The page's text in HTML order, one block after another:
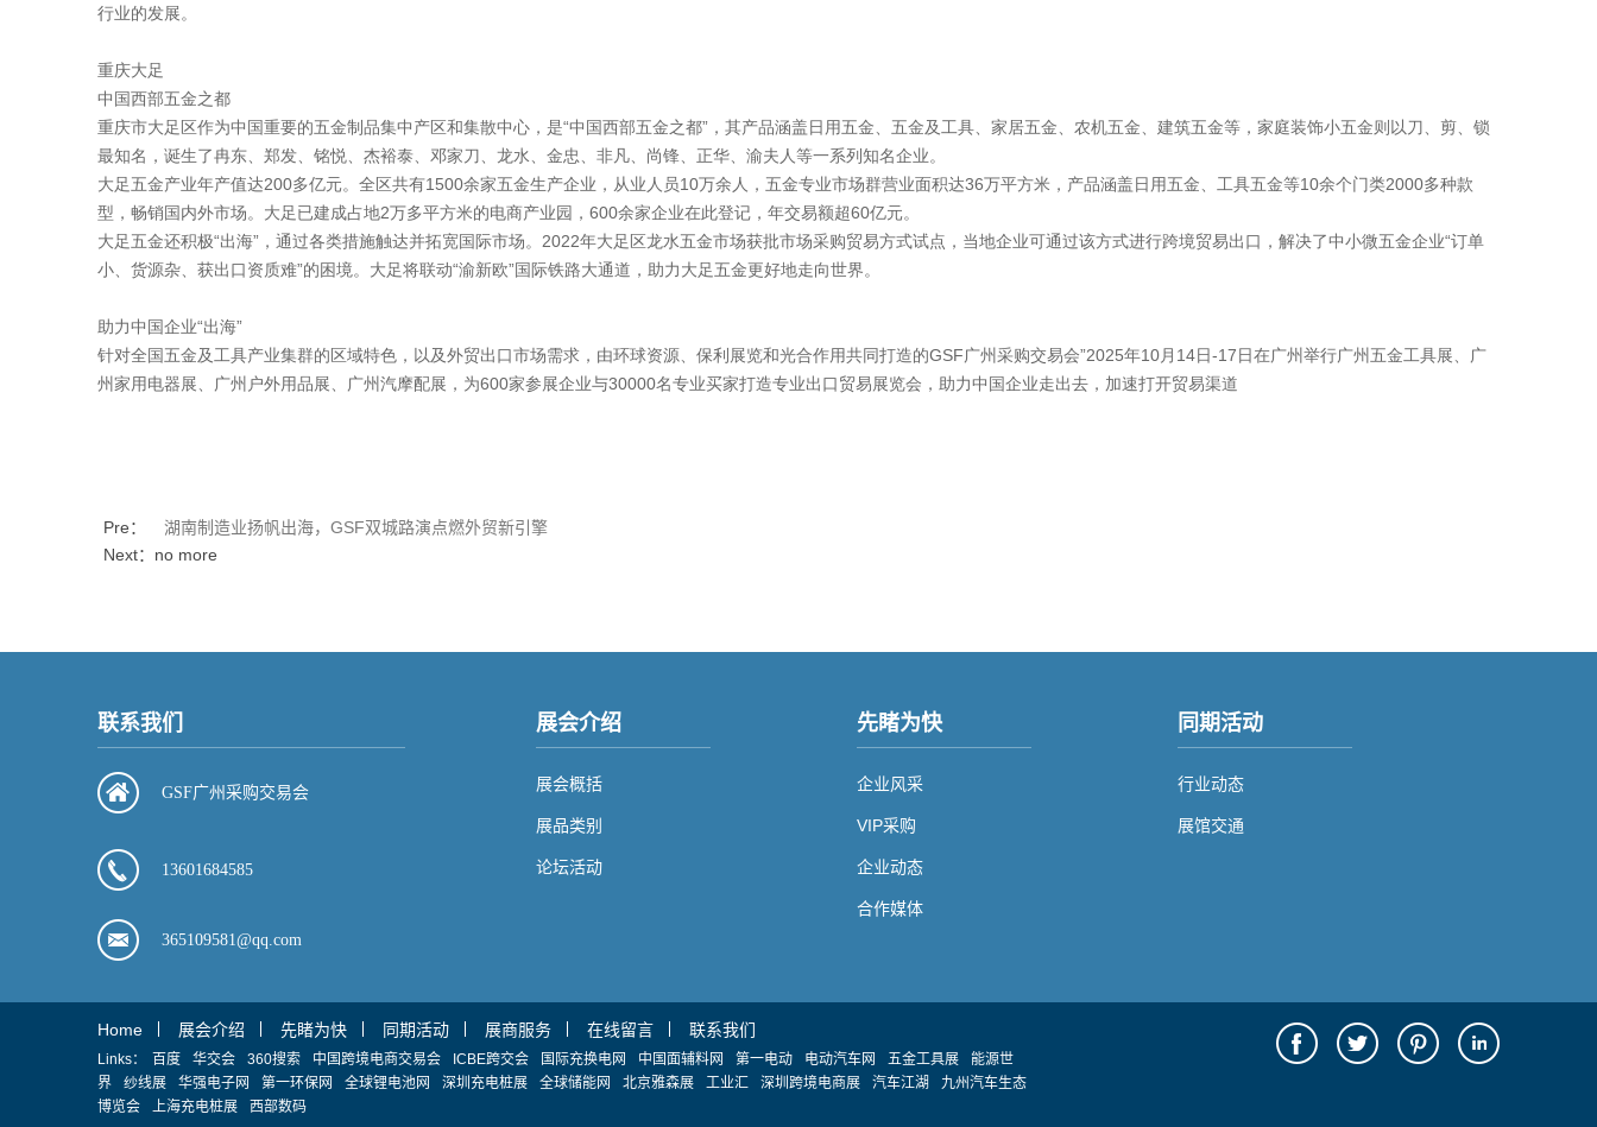
行业的发展。
重庆大足
中国西部五金之都
重庆市大足区作为中国重要的五金制品集中产区和集散中心，是“中国西部五金之都”，其产品涵盖日用五金、五金及工具、家居五金、农机五金、建筑五金等，家庭装饰小五金则以刀、剪、锁
最知名，诞生了冉东、郑发、铭悦、杰裕泰、邓家刀、龙水、金忠、非凡、尚锋、正华、渝夫人等一系列知名企业。
大足五金产业年产值达200多亿元。全区共有1500余家五金生产企业，从业人员10万余人，五金专业市场群营业面积达36万平方米，产品涵盖日用五金、工具五金等10余个门类2000多种款
型，畅销国内外市场。大足已建成占地2万多平方米的电商产业园，600余家企业在此登记，年交易额超60亿元。
大足五金还积极“出海”，通过各类措施触达并拓宽国际市场。2022年大足区龙水五金市场获批市场采购贸易方式试点，当地企业可通过该方式进行跨境贸易出口，解决了中小微五金企业“订单
小、货源杂、获出口资质难”的困境。大足将联动“渝新欧”国际铁路大通道，助力大足五金更好地走向世界。
助力中国企业“出海”
针对全国五金及工具产业集群的区域特色，以及外贸出口市场需求，由环球资源、保利展览和光合作用共同打造的GSF广州采购交易会”2025年10月14日-17日在广州举行广州五金工具展、广
州家用电器展、广州户外用品展、广州汽摩配展，为600家参展企业与30000名专业买家打造专业出口贸易展览会，助力中国企业走出去，加速打开贸易渠道
Pre：
湖南制造业扬帆出海，GSF双城路演点燃外贸新引擎
Next：no more
联系我们
GSF广州采购交易会
13601684585
365109581@qq.com
展会介绍
展会概括
展品类别
论坛活动
先睹为快
企业风采
VIP采购
企业动态
合作媒体
同期活动
行业动态
展馆交通
Home 展会介绍 先睹为快 同期活动 展商服务 在线留言 联系我们
Links： 百度 华交会 360搜索 中国跨境电商交易会 ICBE跨交会 国际充换电网 中国面辅料网 第一电动 电动汽车网 五金工具展
能源世
界
纱线展 华强电子网 第一环保网 全球锂电池网 深圳充电桩展 全球储能网 北京雅森展 工业汇 深圳跨境电商展 汽车江湖
九州汽车生态
博览会
上海充电桩展 西部数码